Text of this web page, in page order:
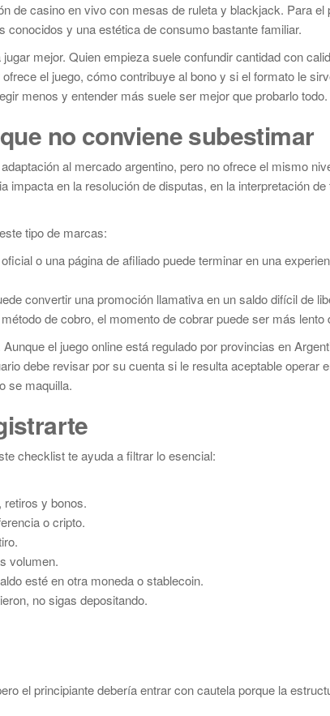
de casino en vivo con mesas de ruleta y blackjack. Para el
y una estética de consumo bastante familiar.
mejor. Quien empieza suele confundir cantidad con
el juego, cómo contribuye al bono y si el formato le
menos y entender más suele ser mejor que probarlo todo.
no conviene subestimar
al mercado argentino, pero no ofrece el mismo
impacta en la resolución de disputas, en la interpretación
tipo de marcas:
o una página de afiliado puede terminar en una
convertir una promoción llamativa en un saldo difícil de
de cobro, el momento de cobrar puede ser más lento
el juego online está regulado por provincias en
debe revisar por su cuenta si le resulta aceptable operar
se maquilla.
checklist te ayuda a filtrar lo esencial:
y bonos.
o cripto.
volumen.
esté en otra moneda o stablecoin.
no sigas depositando.
el principiante debería entrar con cautela porque la